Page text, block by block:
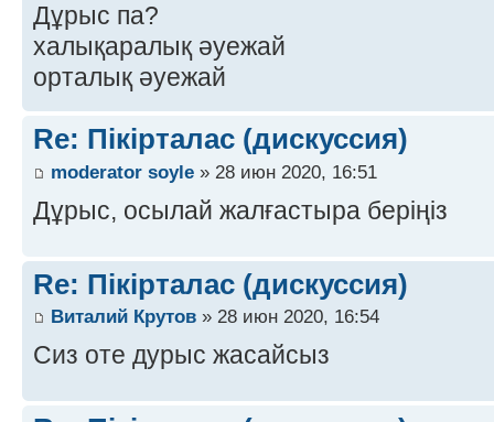
Дұрыс па?
халықаралық әуежай
орталық әуежай
Re: Пікірталас (дискуссия)
moderator soyle » 28 июн 2020, 16:51
Дұрыс, осылай жалғастыра беріңіз
Re: Пікірталас (дискуссия)
Виталий Крутов » 28 июн 2020, 16:54
Сиз оте дурыс жасайсыз